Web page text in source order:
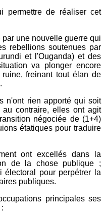
permettre de réaliser cet
une nouvelle guerre qui
rebellions soutenues par
et l'Ouganda) et des
va plonger encore
freinant tout élan de
n'ont rien apporté qui soit
contraire, elles ont agit
négociée de (1+4)
étatiques pour traduire
ont excellés dans la
de la chose publique ;
pour perpétrer la
publiques.
principales ses